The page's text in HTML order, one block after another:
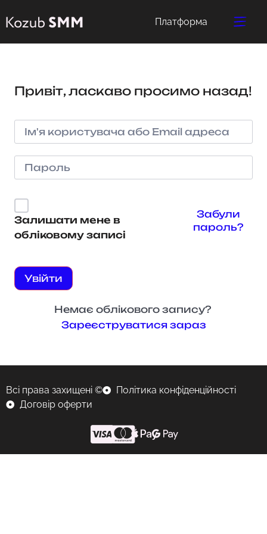
Платформа
Привіт, ласкаво просимо назад!
Залишати мене в
обліковому записі
Забули
пароль?
Увійти
Немає облікового запису?
Зареєструватися зараз
Всі права захищені ©
Політика конфіденційності
Договір оферти